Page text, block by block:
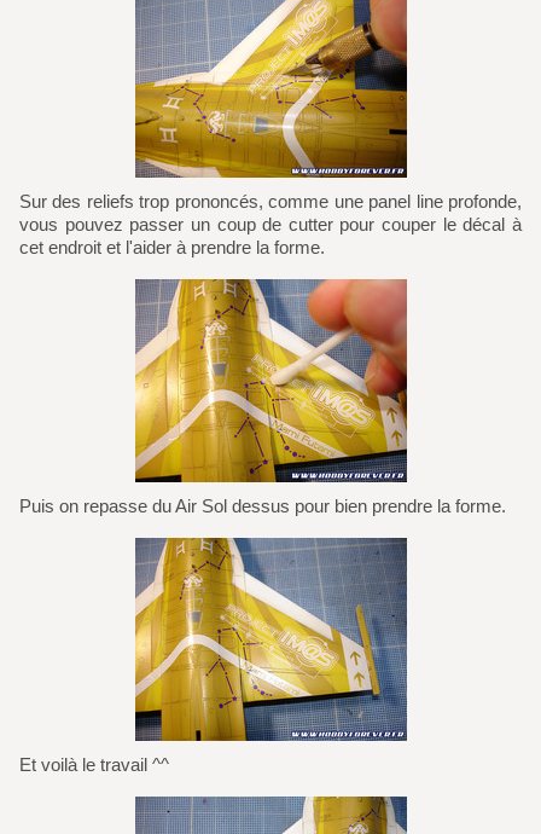
Sur des reliefs trop prononcés, comme une panel line profonde,
vous pouvez passer un coup de cutter pour couper le décal à
cet endroit et l'aider à prendre la forme.
Puis on repasse du Air Sol dessus pour bien prendre la forme.
Et voilà le travail ^^